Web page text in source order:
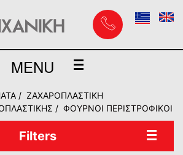
MENU
ΖΑΧΑΡΟΠΛΑΣΤΙΚΗ
ΦΟΥΡΝΟΙ ΠΕΡΙΣΤΡΟΦΙΚΟΙ
Filters